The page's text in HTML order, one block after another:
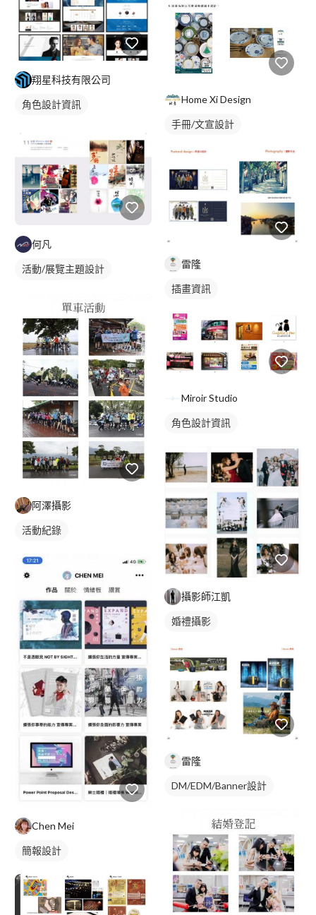
翔星科技有限公司
角色設計資訊
何凡
活動/展覽主題設計
阿澤攝影
活動紀錄
Chen Mei
簡報設計
Home Xi Design
手冊/文宣設計
雷隆
插畫資訊
Miroir Studio
角色設計資訊
攝影師江凱
婚禮攝影
雷隆
DM/EDM/Banner設計